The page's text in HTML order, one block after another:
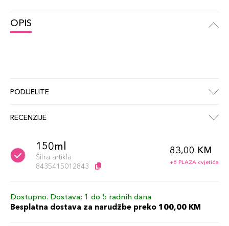
OPIS
PODIJELITE
RECENZIJE
150ml
Šifra artikla
8435415012843
83,00 KM
+8 PLAZA cvjetića
Dostupno. Dostava: 1 do 5 radnih dana
Besplatna dostava za narudžbe preko 100,00 KM